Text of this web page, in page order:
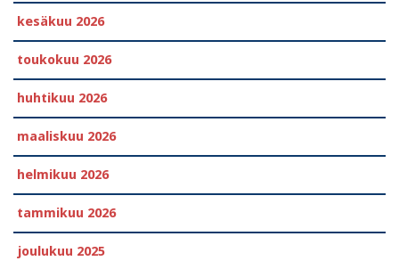
kesäkuu 2026
toukokuu 2026
huhtikuu 2026
maaliskuu 2026
helmikuu 2026
tammikuu 2026
joulukuu 2025